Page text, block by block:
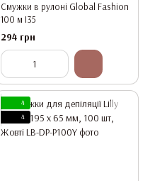
Смужки в рулоні Global Fashion
100 м I35
294 грн
4
4